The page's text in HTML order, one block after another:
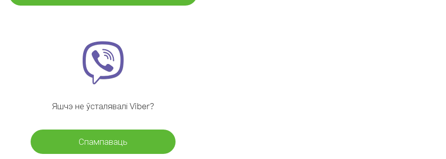
Яшчэ не ўсталявалі Viber?
Спампаваць